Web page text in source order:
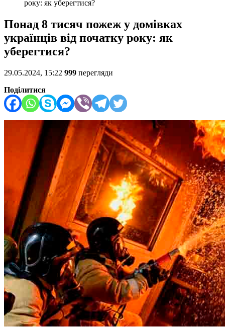
року: як уберегтися?
Понад 8 тисяч пожеж у домівках
українців від початку року: як
уберегтися?
29.05.2024, 15:22 999 перегляди
Поділитися